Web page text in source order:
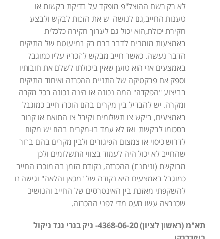
לא רק רשם ההוצל"פ מופקד על בדיקת בקשות או
טענות החייב,גם לנושה יש את הזכות לבקש ולבצע
חקירת יכולת,הוא יכול גם לערוך חקירה כלכלית
באמצעות מומחים לדבר ברם רק במיעוטם של התיקים
הדבר נעשה. כאשר חייב מבקש להכריז עליו כמוגבל
באמצעים אזי הוא טוען שאין ביכולתו לשלם את חובותיו
וספק אם פרקטיקה של התניית ההכרזה ואיחוד התיקים
בביצוע "הפקדה" המה נכונה או הינה נכונה בכל מקרה
ומקרה. יש להבדיל בין מקרים בהם הוכרז חייב כמוגבל
באמצעים, ביקש צו תשלומים וקיבל צו התואם או קרוב
בסכומו לבקשתו ואז לא עמד בו-מקרים בהם יש מקום
לדרוש כיסוי או צמצום הפיגורים ולבין מקרים בהם ברור
שהחייב לא יכול היה לעמוד בצווי התשלומים ולכן
מבוקשת (וניתנת) ההכרזה, נקודת הזמן בה מוכרז החייב
כמוגבל באמצעים היא נקודה של "מכאן והלאה" וגישה זו
להשקפתי מאזנת בין האינטרסים של החייב והנושים
שכנראה עשו מעט מדי לפני ההכרזה.
תא"מ (ראשון לציון) 4368-06-20- ניק בנרי נגד ניקול